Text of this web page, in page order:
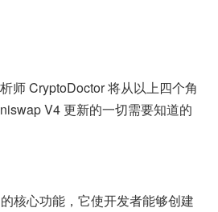
师 CryptoDoctor 将从以上四个角
V4 更新的一切需要知道的
核心功能，它使开发者能够创建